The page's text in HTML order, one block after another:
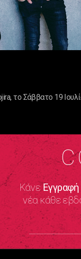
το Σάββατο 19
ΚάνεΕγγραφή
νέα κάθε